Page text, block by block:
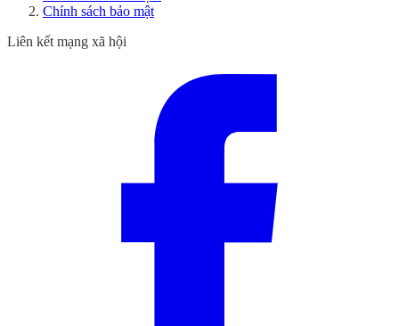
Chính sách bảo mật
Liên kết mạng xã hội